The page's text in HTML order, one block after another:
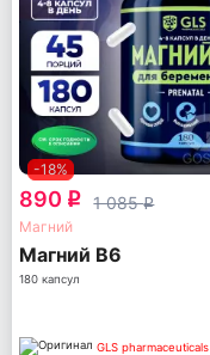
-18%
890 q 1 085q
Магний
Магний В6
180 капсул
GLS pharmaceuticals